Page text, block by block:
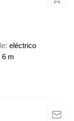
eléctrico
6 m